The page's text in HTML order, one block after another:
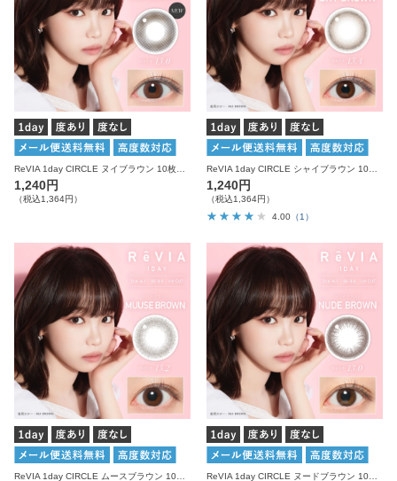
1,240円
（税込1,364円）
1,240円
（税込1,364円）
4.00 （1）